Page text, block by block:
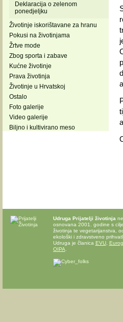
Deklaracija o zelenom
ponedjeljku
Životinje iskorištavane za hranu
Pokusi na životinjama
Žrtve mode
Zbog sporta i zabave
Kućne životinje
Prava životinja
Životinje u Hrvatskoj
Ostalo
Foto galerije
Video galerije
Biljno i kultivirano meso
Udruga Prijatelji životinja
osnovana 2001. godine s
životinja te vegetarijanstva,
ekološki i zdravstveno
Udruga je članica EVU,
OIPA